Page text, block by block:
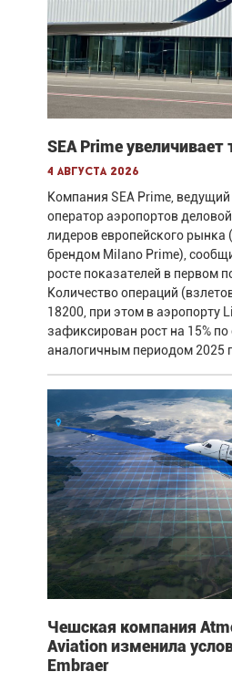
SEA Prime
4 августа 2026
Компания SEA Prime,
оператор аэропортов
лидеров европейского
брендом Milano Prime),
росте показателей в первом
Количество операций
18200, при этом в аэропорту
зафиксирован рост на 15%
аналогичным периодом 2025
Чешская компания
Aviation изменила
Embraer